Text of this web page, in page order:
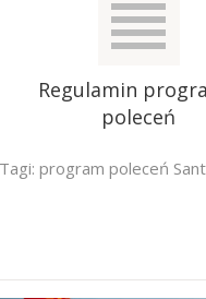
Regulamin
poleceń
Tagi: program poleceń